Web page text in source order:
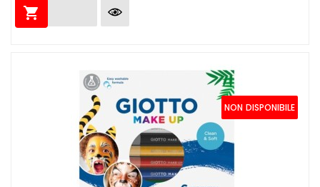

NON DISPONIBILE